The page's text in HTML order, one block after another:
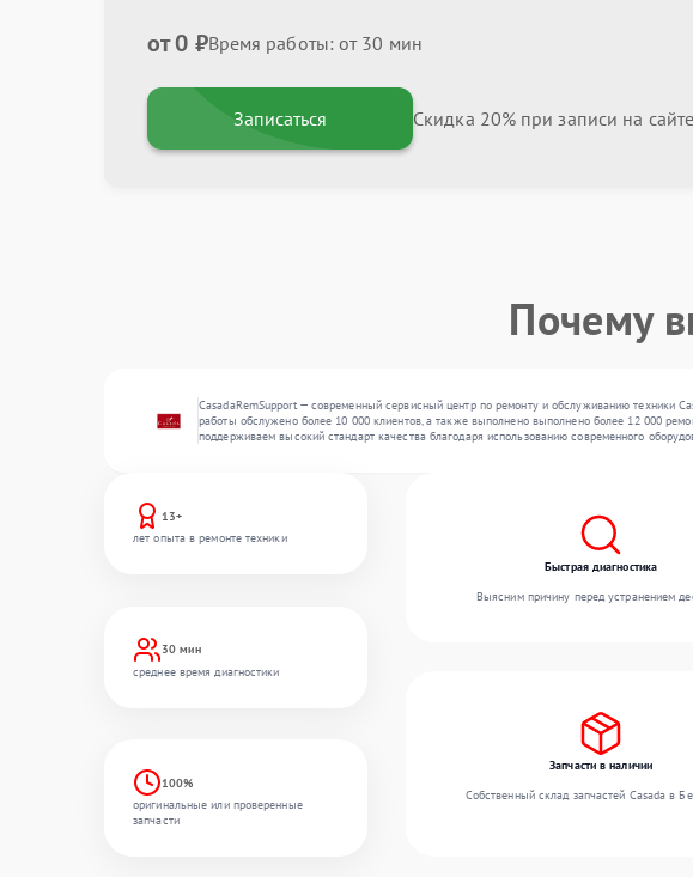
от 0 ₽Время работы: от 30 мин
Записаться Скидка 20% при записи на сайте
Почему
CasadaRemSupport — современный сервисный центр по ремонту и обслуживанию техники
работы обслужено более 10 000 клиентов, а также выполнено выполнено более 12 000
поддерживаем высокий стандарт качества благодаря использованию современного
13+
лет опыта в ремонте техники
30 мин
среднее время диагностики
100%
оригинальные или проверенные
запчасти
Быстрая диагностика
Выясним причину перед устранением
Запчасти в наличии
Собственный склад запчастей Casada в